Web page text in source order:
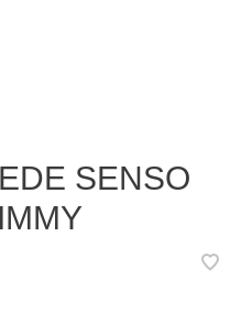
SENSO